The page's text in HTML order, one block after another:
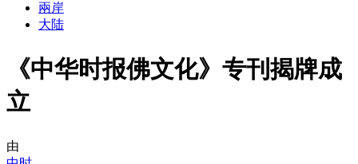
兩岸
大陆
《中华时报佛文化》专刊揭牌成
立
由